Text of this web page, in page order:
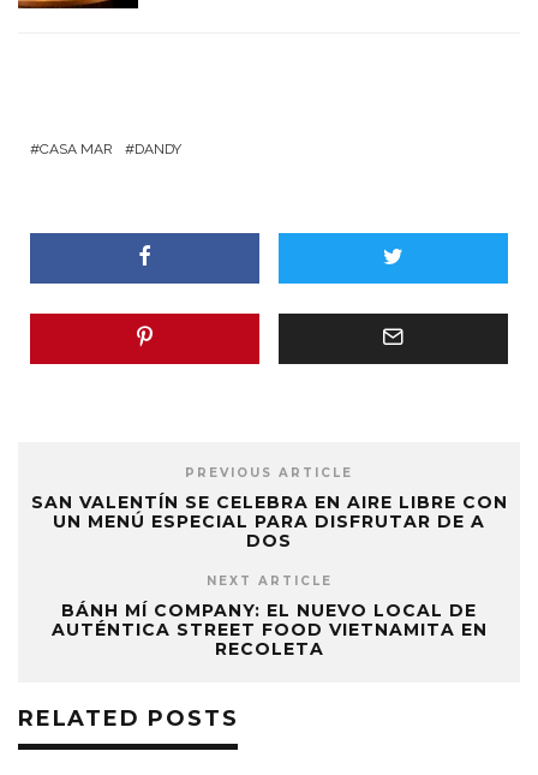
CASA MAR DANDY
PREVIOUS ARTICLE
SAN VALENTÍN SE CELEBRA EN AIRE LIBRE CON
UN MENÚ ESPECIAL PARA DISFRUTAR DE A
DOS
NEXT ARTICLE
BÁNH MÍ COMPANY: EL NUEVO LOCAL DE
AUTÉNTICA STREET FOOD VIETNAMITA EN
RECOLETA
RELATED POSTS